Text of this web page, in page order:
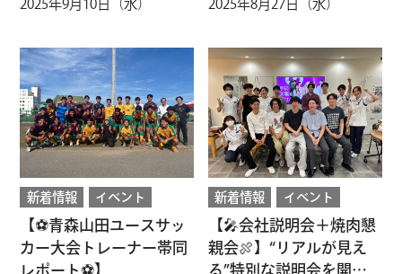
2025年9月10日（水） 2025年8月27日（水）
新着情報 イベント
【⚽青森山田ユースサッ
カー大会トレーナー帯同
レポート⚽】
新着情報 イベント
【🎤会社説明会＋焼肉懇
親会🍖】“リアルが見え
る”特別な説明会を開催